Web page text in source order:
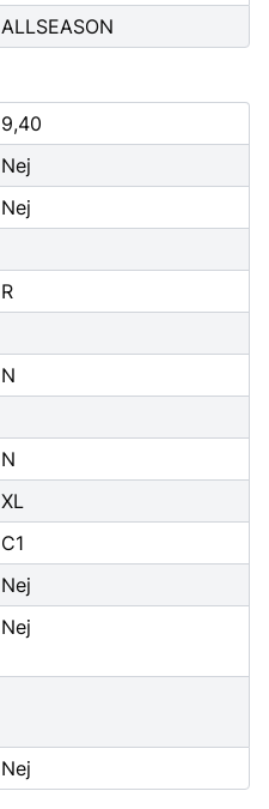
ALLSEASON
9,40
Nej
Nej
R
N
N
XL
C1
Nej
Nej
Nej